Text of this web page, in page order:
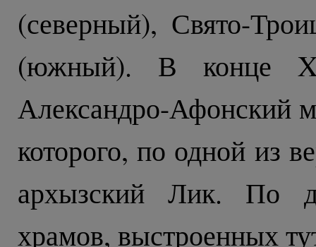
(северный), Свято-
(южный). В конце
Александро-Афонский
которого, по одной из
архызский Лик. По
храмов, выстроенных